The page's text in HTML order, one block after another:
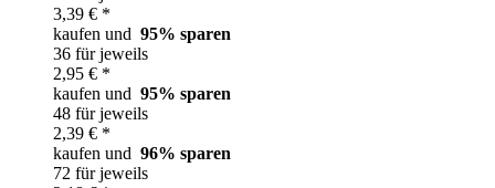
3,39 € *
kaufen und 95% sparen
36 für jeweils
2,95 € *
kaufen und 95% sparen
48 für jeweils
2,39 € *
kaufen und 96% sparen
72 für jeweils